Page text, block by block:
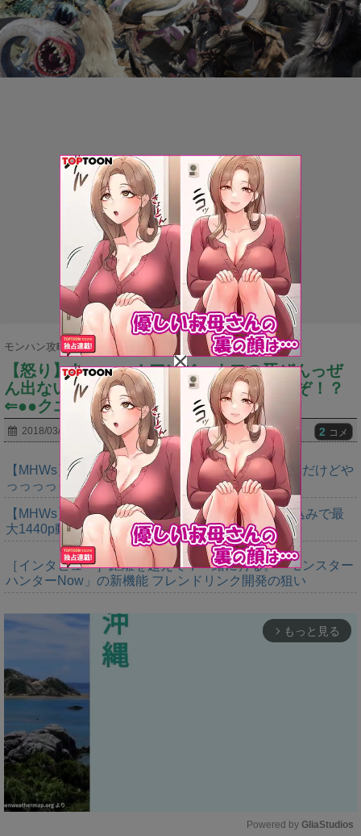
モンハン攻略まとめ隊 > モンスター
【怒り】あぁぁぁ！アンジャナフの牙ぜんっぜ
ん出ないんだが！10匹狩ったのに１つだぞ！？
⇐●●クエで出るぞ？
2018/03/13 2 コメ
【MHWs】ゴールドエディションの値段今知ったんだけどや
っっっっっっすwwwww
【MHWs】「Switch2版モンハンワイルズはDLSS込みで最
大1440p動作」
［インタビュー］距離を超えて，一緒に狩る。「モンスター
ハンターNow」の新機能 フレンドリンク開発の狙い
arrow_forward_ios もっと見る
Powered by GliaStudios